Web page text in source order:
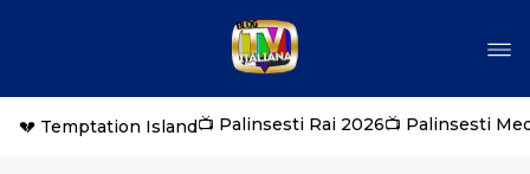
💔 Temptation Island📺 Palinsesti Rai 2026📺 Palinsesti